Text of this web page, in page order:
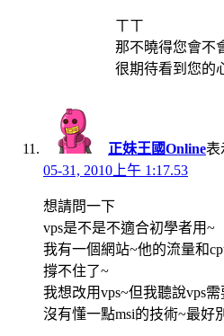
ㄒㄒ
那不曉得您會不
很期待看到您的
正妹王國Online表
05-31, 2010上午 1:17.53
想請問一下
vps是不是不適合初學者用~
我有一個網站~他的流量和
撐不住了~
我想改用vps~但我聽說vps
沒有懂一點msi的技術~最好